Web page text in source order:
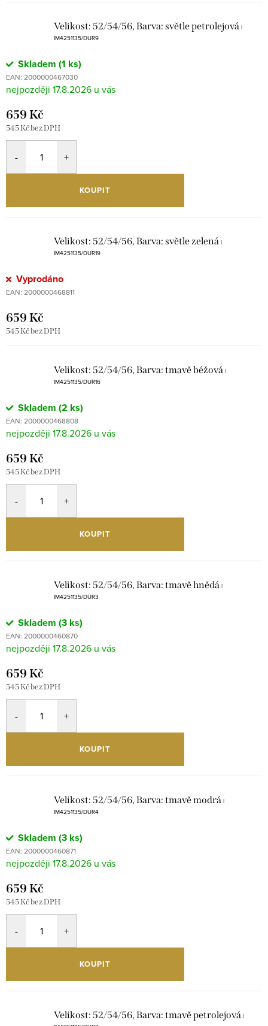
Velikost: 52/54/56, Barva: světle petrolejová |
IM4251135/DUR9
Skladem (1 ks)
EAN: 2000000467030
17.8.2026
659 Kč
545 Kč bez DPH
KOUPIT
Velikost: 52/54/56, Barva: světle zelená |
IM4251135/DUR19
Vyprodáno
EAN: 2000000468811
659 Kč
545 Kč bez DPH
Velikost: 52/54/56, Barva: tmavě béžová |
IM4251135/DUR16
Skladem (2 ks)
EAN: 2000000468808
17.8.2026
659 Kč
545 Kč bez DPH
KOUPIT
Velikost: 52/54/56, Barva: tmavě hnědá |
IM4251135/DUR3
Skladem (3 ks)
EAN: 2000000460870
17.8.2026
659 Kč
545 Kč bez DPH
KOUPIT
Velikost: 52/54/56, Barva: tmavě modrá |
IM4251135/DUR4
Skladem (3 ks)
EAN: 2000000460871
17.8.2026
659 Kč
545 Kč bez DPH
KOUPIT
Velikost: 52/54/56, Barva: tmavě petrolejová |